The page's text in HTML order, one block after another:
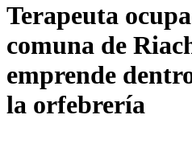
Terapeuta
comuna de
emprende
la orfebrería